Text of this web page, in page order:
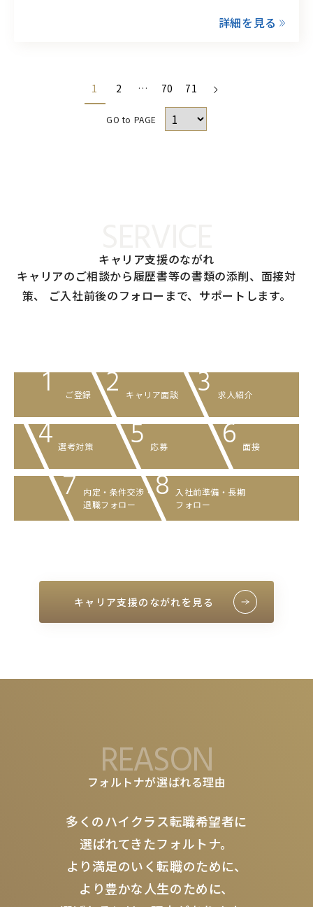
詳細を見る
1 2 … 70 71
GO to PAGE
SERVICE
キャリア支援のながれ
キャリアのご相談から履歴書等の書類の添削、面接対
策、
ご入社前後のフォローまで、サポートします。
1 ご登録 2 キャリア面談 3 求人紹介
4 選考対策 5 応募 6 面接
7 内定・条件交渉・
退職フォロー
8 入社前準備・ 長期
フォロー
キャリア支援のながれを見る
REASON
フォルトナが選ばれる理由
多くのハイクラス転職希望者に
選ばれてきたフォルトナ。
より満足のいく転職のために、
より豊かな人生のために、